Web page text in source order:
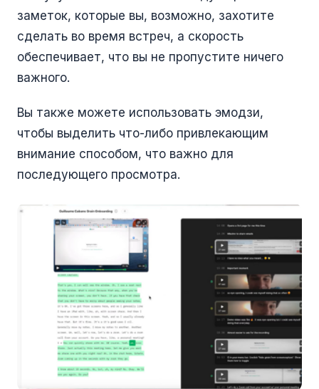
заметок, которые вы, возможно, захотите
сделать во время встреч, а скорость
обеспечивает, что вы не пропустите ничего
важного.
Вы также можете использовать эмодзи,
чтобы выделить что-либо привлекающим
внимание способом, что важно для
последующего просмотра.